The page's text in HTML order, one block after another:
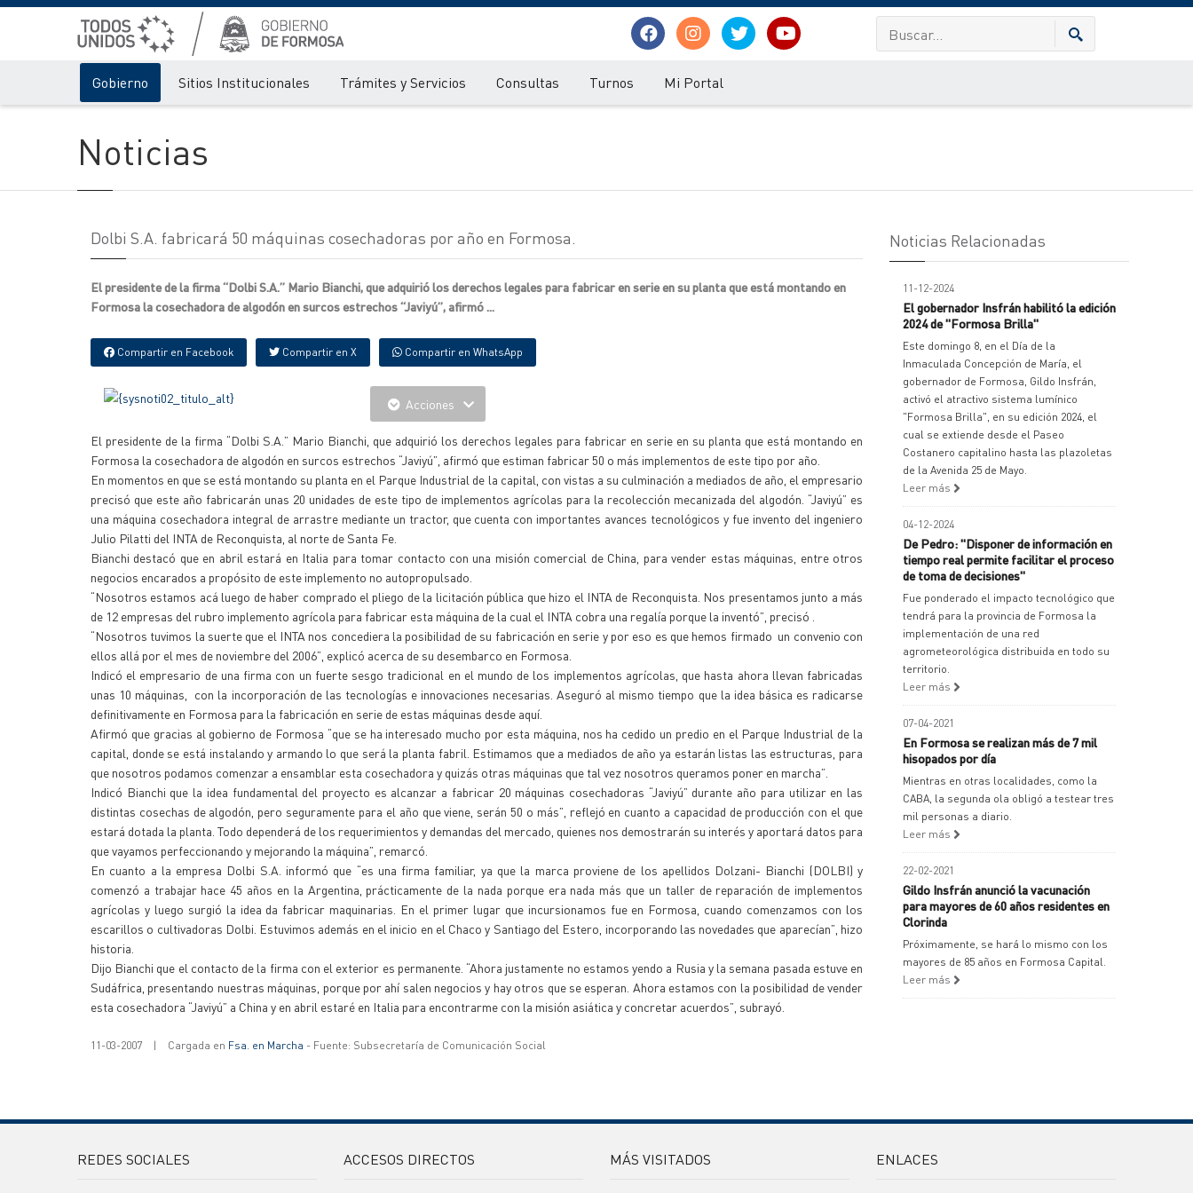
Gobierno Sitios Institucionales Trámites y Servicios Consultas Turnos Mi Portal
Noticias
Dolbi S.A. fabricará 50 máquinas cosechadoras por año en Formosa.
El presidente de la firma “Dolbi S.A.” Mario Bianchi, que adquirió los derechos legales para fabricar en serie en su planta que está montando en
Formosa la cosechadora de algodón en surcos estrechos “Javiyú”, afirmó ...
Compartir en Facebook Compartir en X Compartir en WhatsApp
Acciones
El presidente de la firma “Dolbi S.A.” Mario Bianchi, que adquirió los derechos legales para fabricar en serie en su planta que está montando en
Formosa la cosechadora de algodón en surcos estrechos “Javiyú”, afirmó que estiman fabricar 50 o más implementos de este tipo por año.
En momentos en que se está montando su planta en el Parque Industrial de la capital, con vistas a su culminación a mediados de año, el empresario
precisó que este año fabricarán unas 20 unidades de este tipo de implementos agrícolas para la recolección mecanizada del algodón. “Javiyú” es
una máquina cosechadora integral de arrastre mediante un tractor, que cuenta con importantes avances tecnológicos y fue invento del ingeniero
Julio Pilatti del INTA de Reconquista, al norte de Santa Fe.
Bianchi destacó que en abril estará en Italia para tomar contacto con una misión comercial de China, para vender estas máquinas, entre otros
negocios encarados a propósito de este implemento no autopropulsado.
“Nosotros estamos acá luego de haber comprado el pliego de la licitación pública que hizo el INTA de Reconquista. Nos presentamos junto a más
de 12 empresas del rubro implemento agrícola para fabricar esta máquina de la cual el INTA cobra una regalía porque la inventó”, precisó .
“Nosotros tuvimos la suerte que el INTA nos concediera la posibilidad de su fabricación en serie y por eso es que hemos firmado un convenio con
ellos allá por el mes de noviembre del 2006”, explicó acerca de su desembarco en Formosa.
Indicó el empresario de una firma con un fuerte sesgo tradicional en el mundo de los implementos agrícolas, que hasta ahora llevan fabricadas
unas 10 máquinas, con la incorporación de las tecnologías e innovaciones necesarias. Aseguró al mismo tiempo que la idea básica es radicarse
definitivamente en Formosa para la fabricación en serie de estas máquinas desde aquí.
Afirmó que gracias al gobierno de Formosa “que se ha interesado mucho por esta máquina, nos ha cedido un predio en el Parque Industrial de la
capital, donde se está instalando y armando lo que será la planta fabril. Estimamos que a mediados de año ya estarán listas las estructuras, para
que nosotros podamos comenzar a ensamblar esta cosechadora y quizás otras máquinas que tal vez nosotros queramos poner en marcha”.
Indicó Bianchi que la idea fundamental del proyecto es alcanzar a fabricar 20 máquinas cosechadoras “Javiyú” durante año para utilizar en las
distintas cosechas de algodón, pero seguramente para el año que viene, serán 50 o más”, reflejó en cuanto a capacidad de producción con el que
estará dotada la planta. Todo dependerá de los requerimientos y demandas del mercado, quienes nos demostrarán su interés y aportará datos para
que vayamos perfeccionando y mejorando la máquina”, remarcó.
En cuanto a la empresa Dolbi S.A. informó que “es una firma familiar, ya que la marca proviene de los apellidos Dolzani- Bianchi (DOLBI) y
comenzó a trabajar hace 45 años en la Argentina, prácticamente de la nada porque era nada más que un taller de reparación de implementos
agrícolas y luego surgió la idea da fabricar maquinarias. En el primer lugar que incursionamos fue en Formosa, cuando comenzamos con los
escarillos o cultivadoras Dolbi. Estuvimos además en el inicio en el Chaco y Santiago del Estero, incorporando las novedades que aparecían”, hizo
historia.
Dijo Bianchi que el contacto de la firma con el exterior es permanente. “Ahora justamente no estamos yendo a Rusia y la semana pasada estuve en
Sudáfrica, presentando nuestras máquinas, porque por ahí salen negocios y hay otros que se esperan. Ahora estamos con la posibilidad de vender
esta cosechadora “Javiyú” a China y en abril estaré en Italia para encontrarme con la misión asiática y concretar acuerdos”, subrayó.
11-03-2007 | Cargada en Fsa. en Marcha - Fuente: Subsecretaría de Comunicación Social
Noticias Relacionadas
11-12-2024
El gobernador Insfrán habilitó la edición
2024 de "Formosa Brilla"
Este domingo 8, en el Día de la
Inmaculada Concepción de María, el
gobernador de Formosa, Gildo Insfrán,
activó el atractivo sistema lumínico
"Formosa Brilla", en su edición 2024, el
cual se extiende desde el Paseo
Costanero capitalino hasta las plazoletas
de la Avenida 25 de Mayo.
Leer más
04-12-2024
De Pedro: "Disponer de información en
tiempo real permite facilitar el proceso
de toma de decisiones"
Fue ponderado el impacto tecnológico que
tendrá para la provincia de Formosa la
implementación de una red
agrometeorológica distribuida en todo su
territorio.
Leer más
07-04-2021
En Formosa se realizan más de 7 mil
hisopados por día
Mientras en otras localidades, como la
CABA, la segunda ola obligó a testear tres
mil personas a diario.
Leer más
22-02-2021
Gildo Insfrán anunció la vacunación
para mayores de 60 años residentes en
Clorinda
Próximamente, se hará lo mismo con los
mayores de 85 años en Formosa Capital.
Leer más
REDES SOCIALES ACCESOS DIRECTOS MÁS VISITADOS ENLACES